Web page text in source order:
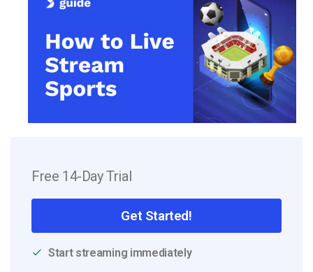
Free 14-Day Trial
Get Started!
Start streaming immediately